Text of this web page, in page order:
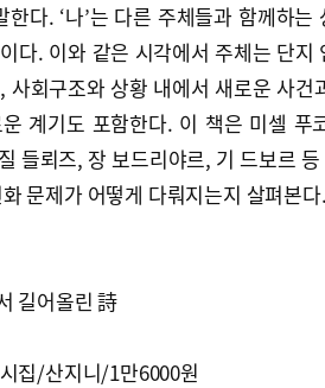
다. ‘나’는 다른 주체들과 함께하는
다. 이와 같은 시각에서 주체는 단지
사회구조와 상황 내에서 새로운 사건
계기도 포함한다. 이 책은 미셀 푸
들뢰즈, 장 보드리야르, 기 드보르
문제가 어떻게 다뤄지는지 살펴본다.
길어올린 詩
집/산지니/1만6000원